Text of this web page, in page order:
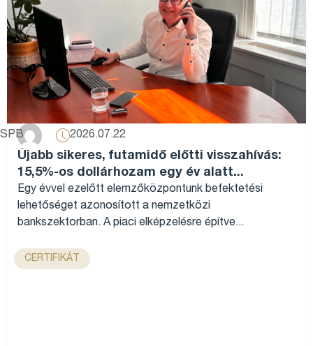
SPB 2026.07.22
Újabb sikeres, futamidő előtti visszahívás:
15,5%-os dollárhozam egy év alatt...
Egy évvel ezelőtt elemzőközpontunk befektetési
lehetőséget azonosított a nemzetközi
bankszektorban. A piaci elképzelésre építve...
CERTIFIKÁT